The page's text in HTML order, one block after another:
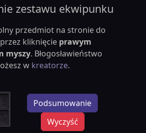
zestawu ekwipunku
przedmiot na stronie do
kliknięcie prawym
myszy. Błogosławieństwo
w kreatorze.
Podsumowanie
Wyczyść